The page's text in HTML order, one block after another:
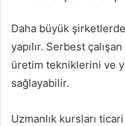
Daha büyük
yapılır. Serbest
üretim tekniklerini ve
sağlayabilir.
Uzmanlık kursları